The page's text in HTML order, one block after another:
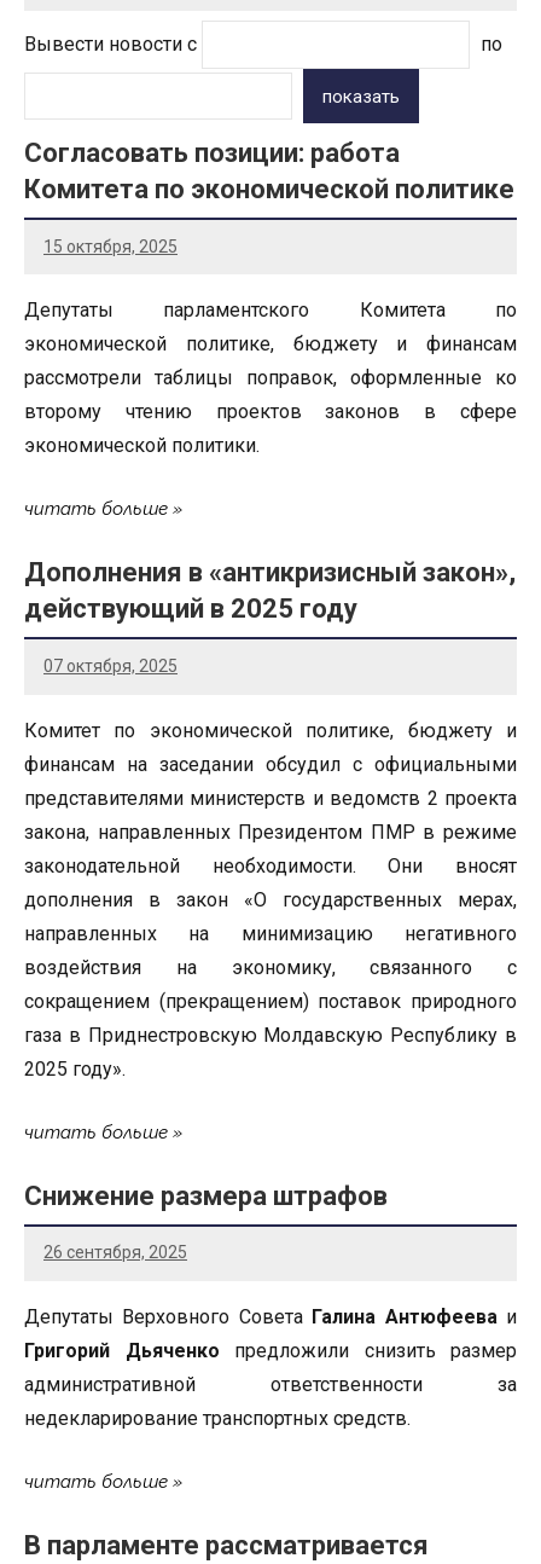
Вывести новости с по
показать
Согласовать позиции: работа
Комитета по экономической политике
15 октября, 2025
Депутаты парламентского Комитета по
экономической политике, бюджету и финансам
рассмотрели таблицы поправок, оформленные ко
второму чтению проектов законов в сфере
экономической политики.
читать больше
Дополнения в «антикризисный закон»,
действующий в 2025 году
07 октября, 2025
Комитет по экономической политике, бюджету и
финансам на заседании обсудил с официальными
представителями министерств и ведомств 2 проекта
закона, направленных Президентом ПМР в режиме
законодательной необходимости. Они вносят
дополнения в закон «О государственных мерах,
направленных на минимизацию негативного
воздействия на экономику, связанного с
сокращением (прекращением) поставок природного
газа в Приднестровскую Молдавскую Республику в
2025 году».
читать больше
Снижение размера штрафов
26 сентября, 2025
Депутаты Верховного Совета Галина Антюфеева и
Григорий Дьяченко предложили снизить размер
административной ответственности за
недекларирование транспортных средств.
читать больше
В парламенте рассматривается